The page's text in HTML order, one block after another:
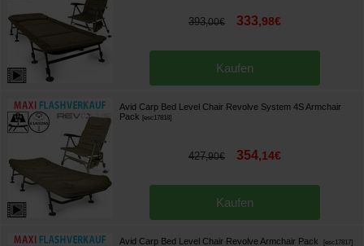
393,00€ 333,98€
Kaufen
Avid Carp Bed Level Chair Revolve System 4S Armchair
Pack [esc17818]
427,90€ 354,14€
Kaufen
Avid Carp Bed Level Chair Revolve Armchair Pack [esc17817]